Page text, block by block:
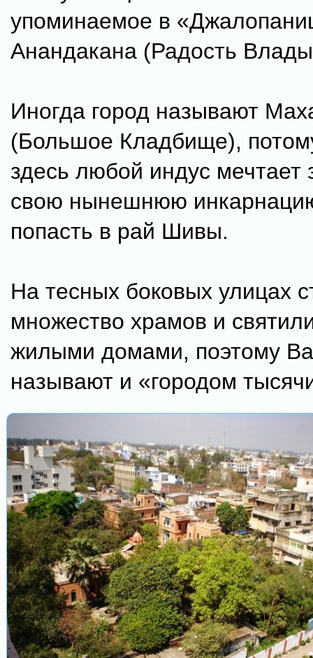
упоминаемое в
Анандакана (Радость
Иногда город называют
(Большое Кладбище),
здесь любой индус мечтает
свою нынешнюю
попасть в рай Шивы.
На тесных боковых улицах
множество храмов и
жилыми домами, поэтому
называют и «городом